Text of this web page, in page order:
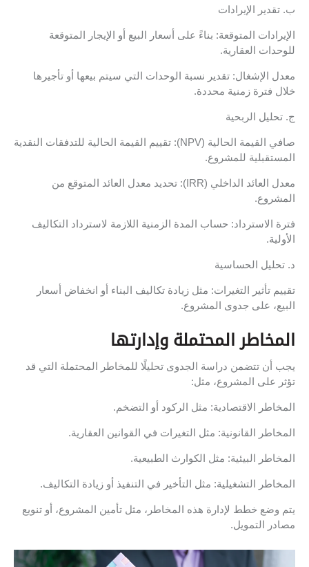
ب. تقدير الإيرادات
الإيرادات المتوقعة: بناءً على أسعار البيع أو الإيجار المتوقعة
للوحدات العقارية.
معدل الإشغال: تقدير نسبة الوحدات التي سيتم بيعها أو تأجيرها
خلال فترة زمنية محددة.
ج. تحليل الربحية
صافي القيمة الحالية (NPV): تقييم القيمة الحالية للتدفقات النقدية
المستقبلية للمشروع.
معدل العائد الداخلي (IRR): تحديد معدل العائد المتوقع من
المشروع.
فترة الاسترداد: حساب المدة الزمنية اللازمة لاسترداد التكاليف
الأولية.
د. تحليل الحساسية
تقييم تأثير التغيرات: مثل زيادة تكاليف البناء أو انخفاض أسعار
البيع، على جدوى المشروع.
المخاطر المحتملة وإدارتها
يجب أن تتضمن دراسة الجدوى تحليلًا للمخاطر المحتملة التي قد
تؤثر على المشروع، مثل:
المخاطر الاقتصادية: مثل الركود أو التضخم.
المخاطر القانونية: مثل التغيرات في القوانين العقارية.
المخاطر البيئية: مثل الكوارث الطبيعية.
المخاطر التشغيلية: مثل التأخير في التنفيذ أو زيادة التكاليف.
يتم وضع خطط لإدارة هذه المخاطر، مثل تأمين المشروع، أو تنويع
مصادر التمويل.